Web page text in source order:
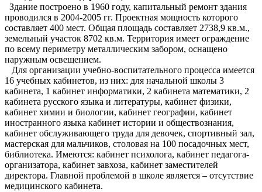
Здание построено в 1960 году, капитальный ремонт здания
проводился в 2004-2005 гг. Проектная мощность которого
составляет 400 мест. Общая площадь составляет 2738,9 кв.м.,
земельный участок 8702 кв.м. Территория имеет ограждение
по всему периметру металлическим забором, оснащено
наружным освещением.
Для организации учебно-воспитательного процесса имеется
16 учебных кабинетов, из них: для начальной школы 3
кабинета, 1 кабинет информатики, 2 кабинета математики, 2
кабинета русского языка и литературы, кабинет физики,
кабинет химии и биологии, кабинет географии, кабинет
иностранного языка кабинет истории и обществознания,
кабинет обслуживающего труда для девочек, спортивный зал,
мастерская для мальчиков, столовая на 100 посадочных мест,
библиотека. Имеются: кабинет психолога, кабинет педагога-
организатора, кабинет завхоза, кабинет заместителей
директора. Главной проблемой в школе является – отсутствие
медицинского кабинета.